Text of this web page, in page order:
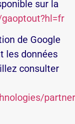
sur la
de Google
les données
consulter